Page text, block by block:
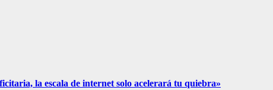
la escala de internet solo acelerará tu quiebra»